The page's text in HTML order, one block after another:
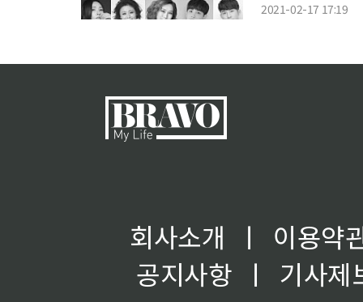
2021-02-17 17:19
회사소개 ㅣ
이용약
공지사항
ㅣ
기사제